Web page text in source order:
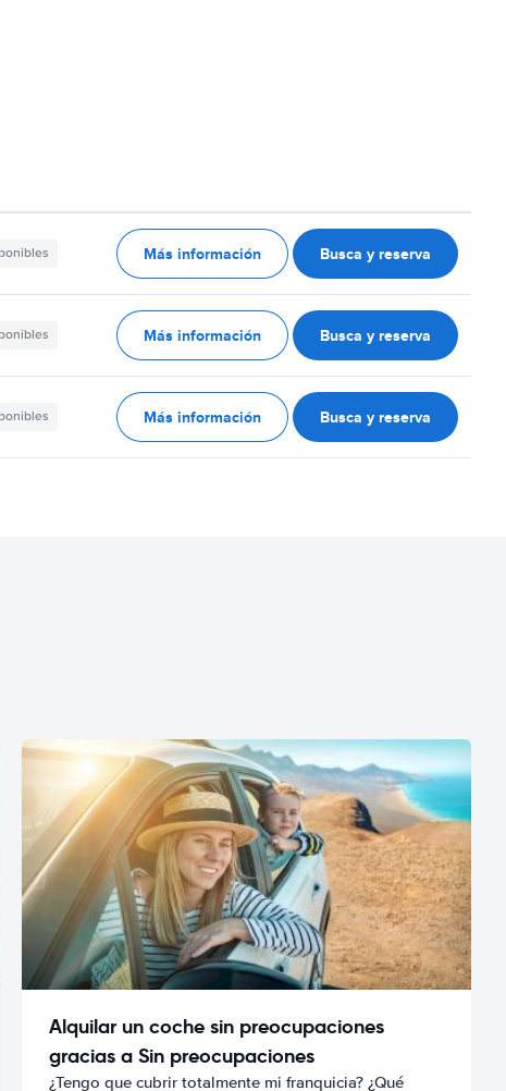
Más información Busca y reserva
Más información Busca y reserva
Más información Busca y reserva
Alquilar un coche sin preocupaciones
gracias a Sin preocupaciones
¿Tengo que cubrir totalmente mi franquicia? ¿Qué